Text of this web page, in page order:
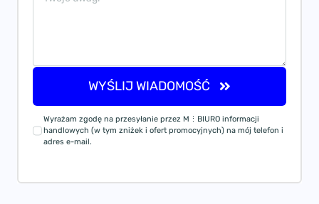
WYŚLIJ WIADOMOŚĆ
Wyrażam zgodę na przesyłanie przez M⋮BIURO informacji
handlowych (w tym zniżek i ofert promocyjnych) na mój telefon i
adres e-mail.